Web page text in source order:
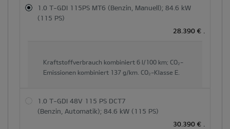
Gesamtpreis
dynamisch
aktualisiert
1.0 T-GDI 115PS MT6 (Benzin, Manuell); 84.6 kW
(115 PS)
28.390 €
Kraftstoffverbrauch kombiniert 6 l/100 km; CO₂-
Emissionen kombiniert 137 g/km. CO₂-Klasse E.
1.0 T-GDI 48V 115 PS DCT7
(Benzin, Automatik); 84.6 kW (115 PS)
30.390 €